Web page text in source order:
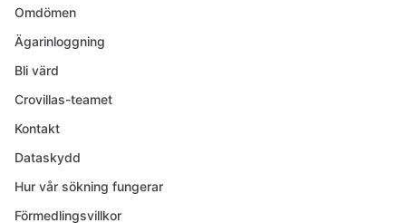
Omdömen
Ägarinloggning
Bli värd
Crovillas-teamet
Kontakt
Dataskydd
Hur vår sökning fungerar
Förmedlingsvillkor